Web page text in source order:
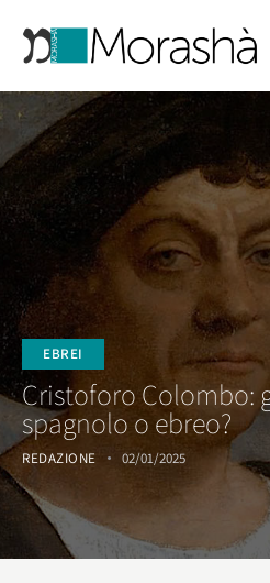
EBREI
Cristoforo Colombo:
spagnolo o ebreo?
REDAZIONE 02/01/2025